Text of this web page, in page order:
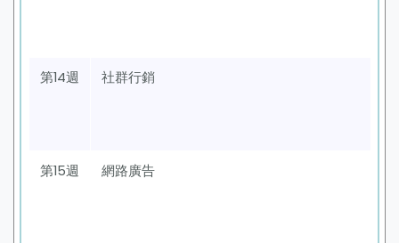
第14週 社群行銷
第15週 網路廣告